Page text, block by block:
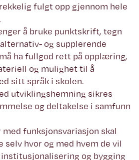
fulgt opp gjennom hele
å bruke punktskrift, tegn
og supplerende
ha fullgod rett på opplæring,
og mulighet til å
sitt språk i skolen.
utviklingshemning sikres
og deltakelse i samfunn
med funksjonsvariasjon skal
selv hvor og med hvem de vil
institusjonalisering og bygging